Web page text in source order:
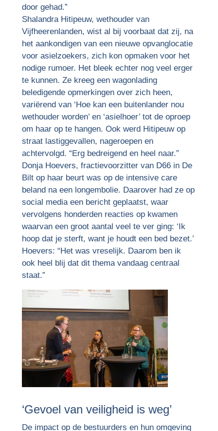
door gehad.”
Shalandra Hitipeuw, wethouder van
Vijfheerenlanden, wist al bij voorbaat dat zij, na
het aankondigen van een nieuwe opvanglocatie
voor asielzoekers, zich kon opmaken voor het
nodige rumoer. Het bleek echter nog veel erger
te kunnen. Ze kreeg een wagonlading
beledigende opmerkingen over zich heen,
variërend van ‘Hoe kan een buitenlander nou
wethouder worden’ en ‘asielhoer’ tot de oproep
om haar op te hangen. Ook werd Hitipeuw op
straat lastiggevallen, nageroepen en
achtervolgd. “Erg bedreigend en heel naar.”
Donja Hoevers, fractievoorzitter van D66 in De
Bilt op haar beurt was op de intensive care
beland na een longembolie. Daarover had ze op
social media een bericht geplaatst, waar
vervolgens honderden reacties op kwamen
waarvan een groot aantal veel te ver ging: ‘Ik
hoop dat je sterft, want je houdt een bed bezet.’
Hoevers: “Het was vreselijk. Daarom ben ik
ook heel blij dat dit thema vandaag centraal
staat.”
‘Gevoel van veiligheid is weg’
De impact op de bestuurders en hun omgeving